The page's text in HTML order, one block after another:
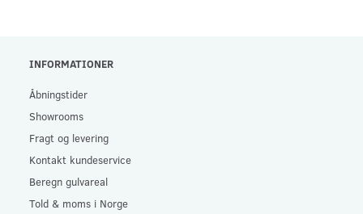
INFORMATIONER
Åbningstider
Showrooms
Fragt og levering
Kontakt kundeservice
Beregn gulvareal
Told & moms i Norge